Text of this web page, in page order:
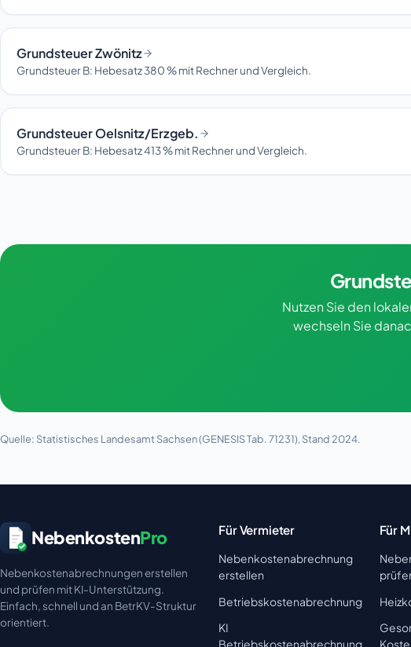
Grundsteuer Zwönitz
Grundsteuer B: Hebesatz 380 % mit Rechner und Vergleich.
Grundsteuer Oelsnitz/Erzgeb.
Grundsteuer B: Hebesatz 413 % mit Rechner und Vergleich.
Nutzen Sie den
wechseln Sie
Quelle: Statistisches Landesamt Sachsen (GENESIS Tab. 71231), Stand 2024.
NebenkostenPro
Nebenkostenabrechnungen erstellen
und prüfen mit KI-Unterstützung.
Einfach, schnell und an BetrKV-Struktur
orientiert.
Für Vermieter
Nebenkostenabrechnung
erstellen
Betriebskostenabrechnung
KI
Betriebskostenabrechnung
Für